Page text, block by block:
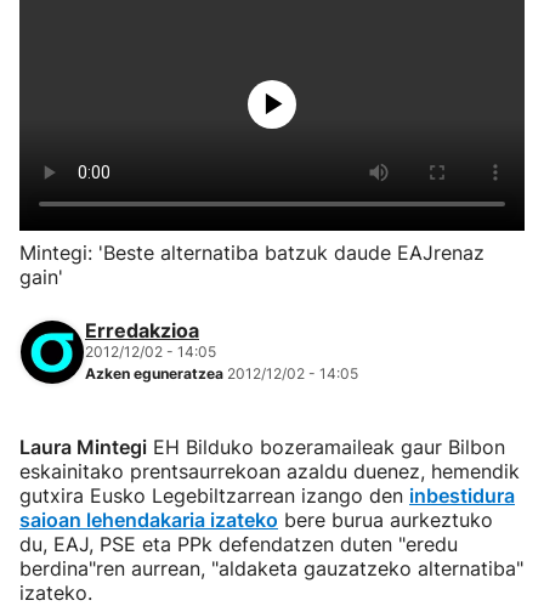
Mintegi: 'Beste alternatiba batzuk daude EAJrenaz
gain'
Erredakzioa
2012/12/02 - 14:05
Azken eguneratzea 2012/12/02 - 14:05
Laura Mintegi EH Bilduko bozeramaileak gaur Bilbon
eskainitako prentsaurrekoan azaldu duenez, hemendik
gutxira Eusko Legebiltzarrean izango den inbestidura
saioan lehendakaria izateko bere burua aurkeztuko
du, EAJ, PSE eta PPk defendatzen duten "eredu
berdina"ren aurrean, "aldaketa gauzatzeko alternatiba"
izateko.